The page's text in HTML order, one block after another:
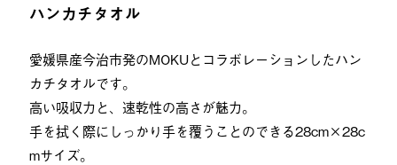
ハンカチタオル
愛媛県産今治市発のMOKUとコラボレーションしたハン
カチタオルです。
高い吸収力と、速乾性の高さが魅力。
手を拭く際にしっかり手を覆うことのできる28cm×28c
mサイズ。